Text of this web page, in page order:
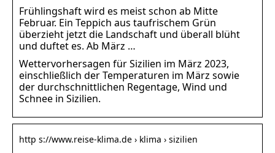
Frühlingshaft wird es meist schon ab Mitte
Februar. Ein Teppich aus taufrischem Grün
überzieht jetzt die Landschaft und überall blüht
und duftet es. Ab März …
Wettervorhersagen für Sizilien im März 2023,
einschließlich der Temperaturen im März sowie
der durchschnittlichen Regentage, Wind und
Schnee in Sizilien.
http s://www.reise-klima.de › klima › sizilien